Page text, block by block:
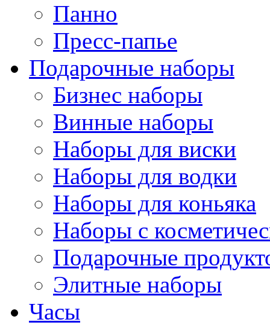
Панно
Пресс-папье
Подарочные наборы
Бизнес наборы
Винные наборы
Наборы для виски
Наборы для водки
Наборы для коньяка
Наборы с
Подарочные
Элитные наборы
Часы